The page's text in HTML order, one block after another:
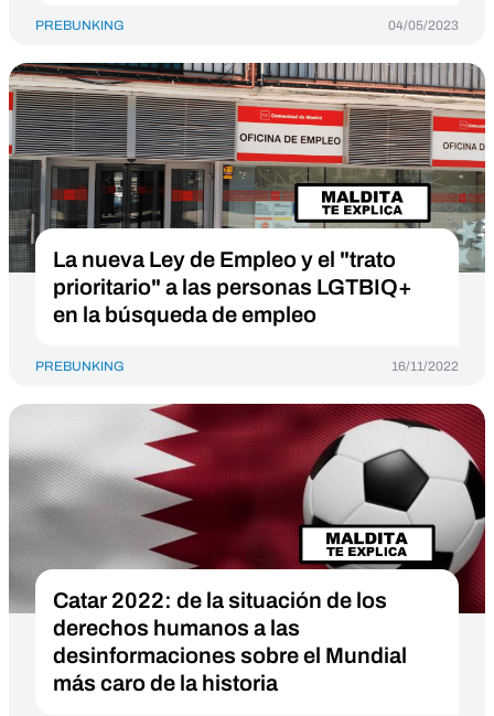
PREBUNKING 04/05/2023
La nueva Ley de Empleo y el "trato
prioritario" a las personas LGTBIQ+
en la búsqueda de empleo
PREBUNKING 16/11/2022
Catar 2022: de la situación de los
derechos humanos a las
desinformaciones sobre el Mundial
más caro de la historia